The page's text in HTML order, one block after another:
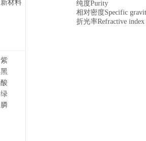
新材料
紫
黑
酸
绿
膦
纯度Purity
相对密度Specific
折光率Refractive